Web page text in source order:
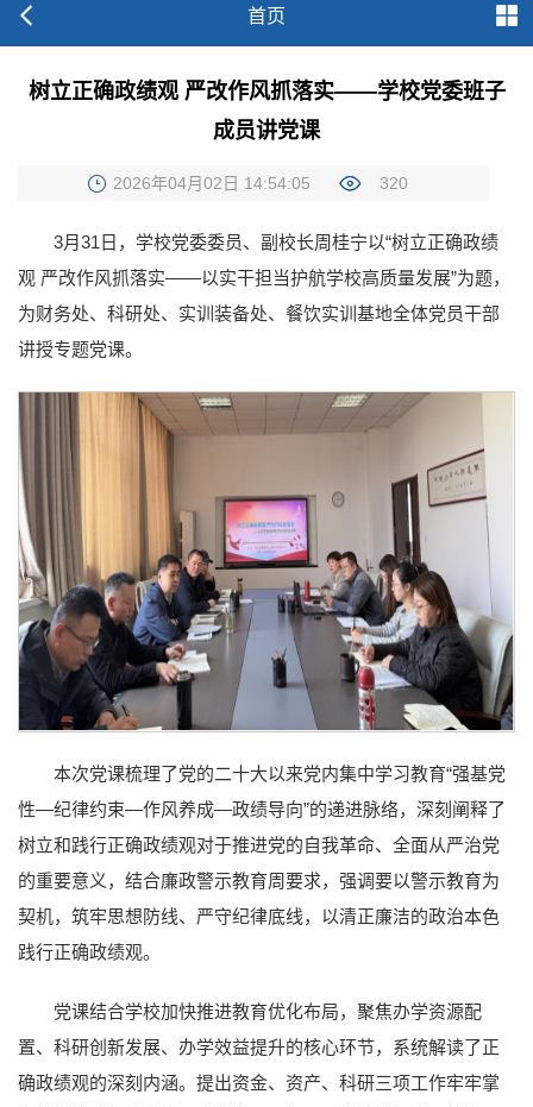
首页
树立正确政绩观 严改作风抓落实——学校党委班子
成员讲党课
2026年04月02日 14:54:05 320
3月31日，学校党委委员、副校长周桂宁以“树立正确政绩
观 严改作风抓落实——以实干担当护航学校高质量发展”为题，
为财务处、科研处、实训装备处、餐饮实训基地全体党员干部
讲授专题党课。
本次党课梳理了党的二十大以来党内集中学习教育“强基党
性—纪律约束—作风养成—政绩导向”的递进脉络，深刻阐释了
树立和践行正确政绩观对于推进党的自我革命、全面从严治党
的重要意义，结合廉政警示教育周要求，强调要以警示教育为
契机，筑牢思想防线、严守纪律底线，以清正廉洁的政治本色
践行正确政绩观。
党课结合学校加快推进教育优化布局，聚焦办学资源配
置、科研创新发展、办学效益提升的核心环节，系统解读了正
确政绩观的深刻内涵。提出资金、资产、科研三项工作牢牢掌